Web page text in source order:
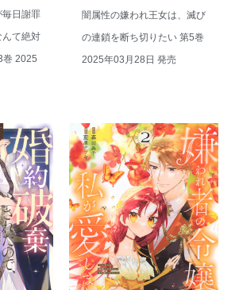
毎日謝罪
んて絶対
巻 2025
闇属性の嫌われ王女は、滅び
の連鎖を断ち切りたい 第5巻
2025年03月28日 発売